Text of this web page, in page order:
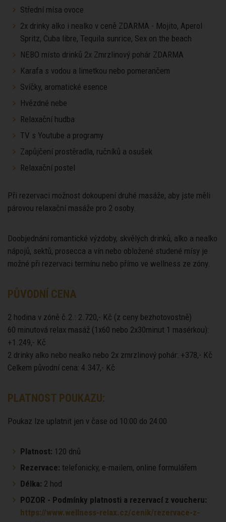
Střední mísa ovoce
2x drinky alko i nealko v ceně ZDARMA - Mojito, Aperol
Spritz, Cuba libre, Tequila sunrice, Sex on the beach
NEBO místo drinků 2x Zmrzlinový pohár ZDARMA
Karafa s vodou a limetkou nebo pomerančem
Svíčky, aromatické esence
Hvězdné nebe
Relaxační hudba
TV s Youtube a programy
Zapůjčení prostěradla, ručníků a osušek
Relaxační postel
Při rezervaci možnost dokoupení druhé masáže, aby jste měli
párovou relaxační masáže pro 2 osoby.
Doobjednání romantické výzdoby, skvělých drinků, alko a nealko
nápojů, sektů, prosecca a vín nebo obložené studené mísy je
možné při rezervaci termínu nebo přímo ve wellness ze zóny.
PŮVODNÍ CENA
2 hodina v zóně č.2.: 2.720,- Kč (z ceny bezhotovostně)
60 minutová relax masáž (1x60 nebo 2x30minut 1 masérkou):
+1.249,- Kč
2 drinky alko nebo nealko nebo 2x zmrzlinový pohár: +378,- Kč
Celkem původní cena: 4.347,- Kč
PLATNOST POUKAZU:
Poukaz lze uplatnit jen v čase od 10:00 do 24:00
Platnost: 120 dnů
Rezervace: telefonicky, e-mailem, online formulářem
Délka: 2 hod
POZOR - Podmínky platnosti a rezervací z voucheru:
https://www.wellness-relax.cz/cenik/rezervace-z-